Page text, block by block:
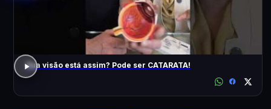
Sua visão está assim? Pode ser CATARATA!